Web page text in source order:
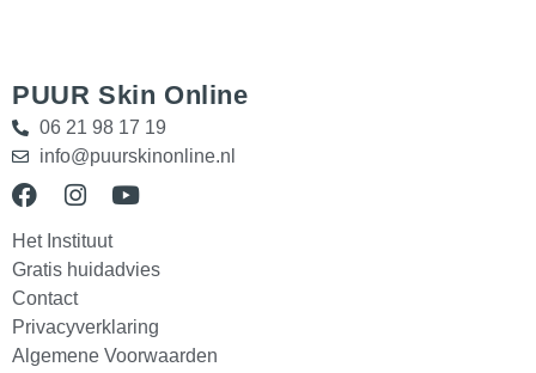
PUUR Skin Online
06 21 98 17 19
info@puurskinonline.nl
Het Instituut
Gratis huidadvies
Contact
Privacyverklaring
Algemene Voorwaarden